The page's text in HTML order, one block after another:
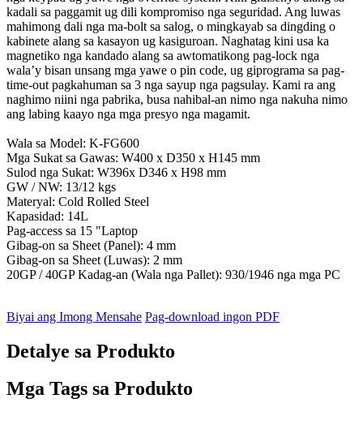
kadali sa paggamit ug dili kompromiso nga seguridad. Ang luwas
mahimong dali nga ma-bolt sa salog, o mingkayab sa dingding o
kabinete alang sa kasayon ​​ug kasiguroan. Naghatag kini usa ka
magnetiko nga kandado alang sa awtomatikong pag-lock nga
wala’y bisan unsang mga yawe o pin code, ug giprograma sa pag-
time-out pagkahuman sa 3 nga sayup nga pagsulay. Kami ra ang
naghimo niini nga pabrika, busa nahibal-an nimo nga nakuha nimo
ang labing kaayo nga mga presyo nga magamit.
Wala sa Model: K-FG600
Mga Sukat sa Gawas: W400 x D350 x H145 mm
Sulod nga Sukat: W396x D346 x H98 mm
GW / NW: 13/12 kgs
Materyal: Cold Rolled Steel
Kapasidad: 14L
Pag-access sa 15 "Laptop
Gibag-on sa Sheet (Panel): 4 mm
Gibag-on sa Sheet (Luwas): 2 mm
20GP / 40GP Kadag-an (Wala nga Pallet): 930/1946 nga mga PC
Biyai ang Imong Mensahe Pag-download ingon PDF
Detalye sa Produkto
Mga Tags sa Produkto